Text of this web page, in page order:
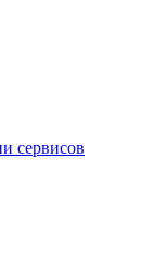
сервисов